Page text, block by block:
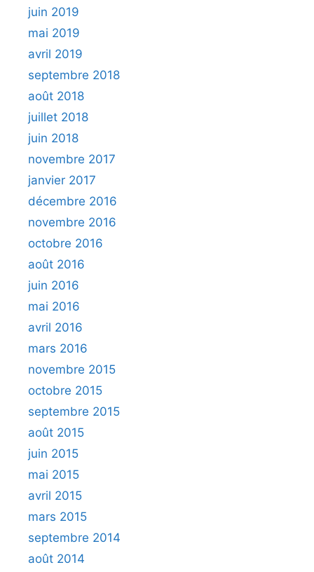
juin 2019
mai 2019
avril 2019
septembre 2018
août 2018
juillet 2018
juin 2018
novembre 2017
janvier 2017
décembre 2016
novembre 2016
octobre 2016
août 2016
juin 2016
mai 2016
avril 2016
mars 2016
novembre 2015
octobre 2015
septembre 2015
août 2015
juin 2015
mai 2015
avril 2015
mars 2015
septembre 2014
août 2014